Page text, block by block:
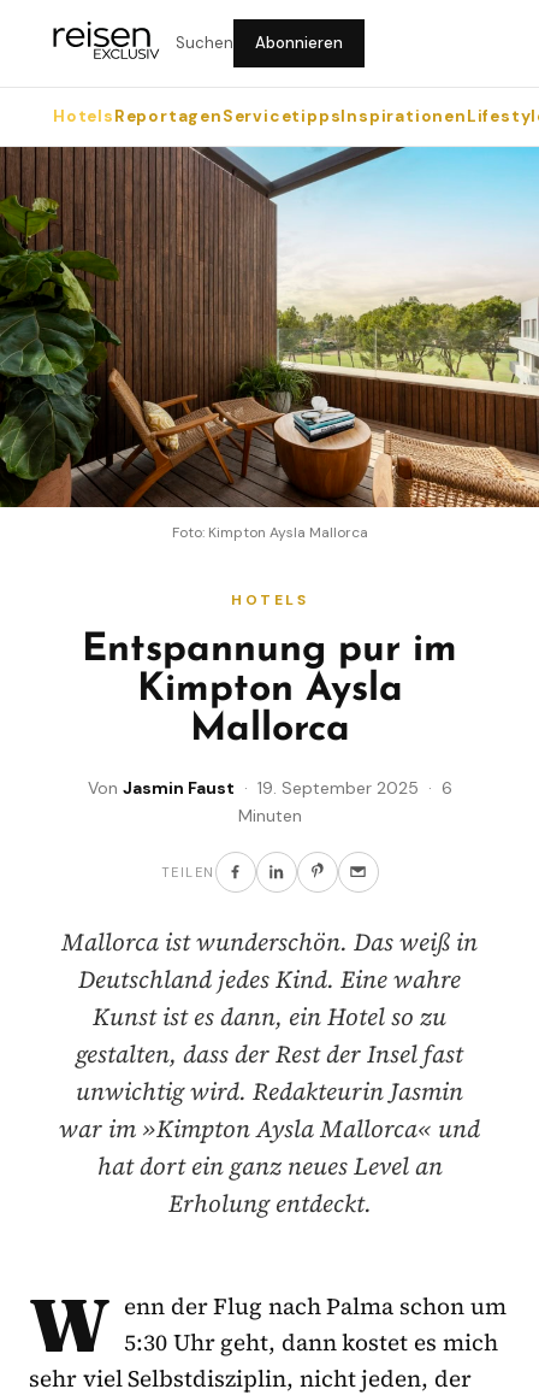
Suchen Abonnieren
HotelsReportagenServicetippsInspirationen
Foto: Kimpton Aysla Mallorca
HOTELS
Entspannung pur im
Kimpton Aysla
Mallorca
Von Jasmin Faust · 19. September 2025 · 6
Minuten
TEILEN
Mallorca ist wunderschön. Das weiß in
Deutschland jedes Kind. Eine wahre
Kunst ist es dann, ein Hotel so zu
gestalten, dass der Rest der Insel fast
unwichtig wird. Redakteurin Jasmin
war im »Kimpton Aysla Mallorca« und
hat dort ein ganz neues Level an
Erholung entdeckt.
W enn der Flug nach Palma schon um
5:30 Uhr geht, dann kostet es mich
sehr viel Selbstdisziplin, nicht jeden, der